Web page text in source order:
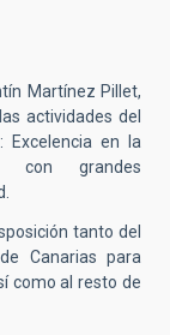
Martínez Pillet,
actividades del
Excelencia en la
con grandes
tanto del
Canarias para
como al resto de